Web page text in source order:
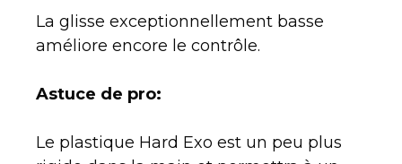
La glisse exceptionnellement basse
améliore encore le contrôle.
Astuce de pro:
Le plastique Hard Exo est un peu plus